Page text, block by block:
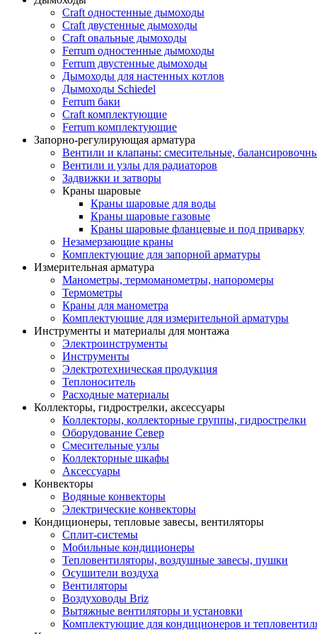
Craft одностенные дымоходы
Craft двустенные дымоходы
Craft овальные дымоходы
Ferrum одностенные дымоходы
Ferrum двустенные дымоходы
Дымоходы для настенных котлов
Дымоходы Schiedel
Ferrum баки
Craft комплектующие
Ferrum комплектующие
Запорно-регулирующая арматура
Вентили и клапаны: смесительные,
Вентили и узлы для радиаторов
Задвижки и затворы
Краны шаровые
Краны шаровые для воды
Краны шаровые газовые
Краны шаровые фланцевые и под приварку
Незамерзающие краны
Комплектующие для запорной арматуры
Измерительная арматура
Манометры, термоманометры, напоромеры
Термометры
Краны для манометра
Комплектующие для измерительной арматуры
Инструменты и материалы для монтажа
Электроинструменты
Инструменты
Электротехническая продукция
Теплоноситель
Расходные материалы
Коллекторы, гидрострелки, аксессуары
Коллекторы, коллекторные группы, гидрострелки
Оборудование Север
Смесительные узлы
Коллекторные шкафы
Аксессуары
Конвекторы
Водяные конвекторы
Электрические конвекторы
Кондиционеры, тепловые завесы, вентиляторы
Сплит-системы
Мобильные кондиционеры
Тепловентиляторы, воздушные завесы, пушки
Осушители воздуха
Вентиляторы
Воздуховоды Briz
Вытяжные вентиляторы и установки
Комплектующие для кондиционеров и